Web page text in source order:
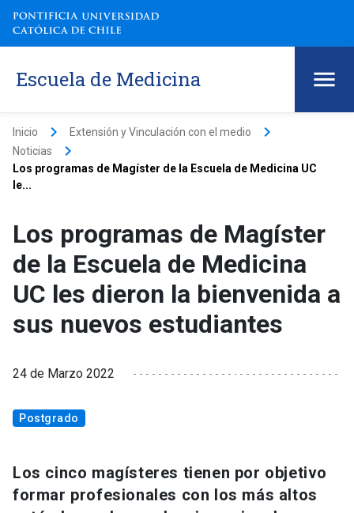
Escuela de Medicina
Inicio keyboard_arrow_right Extensión y Vinculación con el medio keyboard_arrow_right
Noticias keyboard_arrow_right
Los programas de Magíster de la Escuela de Medicina UC
le...
Los programas de Magíster
de la Escuela de Medicina
UC les dieron la bienvenida a
sus nuevos estudiantes
24 de Marzo 2022
Postgrado
Los cinco magísteres tienen por objetivo
formar profesionales con los más altos